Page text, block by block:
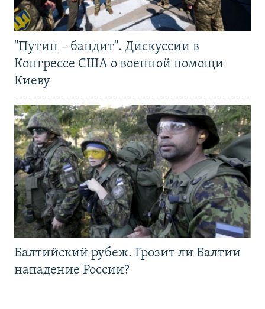
"Путин – бандит". Дискуссии в
Конгрессе США о военной помощи
Киеву
Балтийский рубеж. Грозит ли Балтии
нападение России?